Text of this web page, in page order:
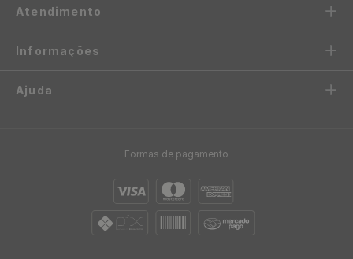
Atendimento
Informações
Ajuda
Formas de pagamento